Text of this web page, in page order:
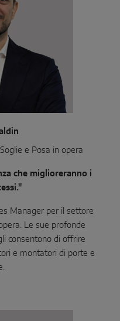
e Posa in opera
che miglioreranno i
Manager per il settore
Le sue profonde
consentono di offrire
e montatori di porte e